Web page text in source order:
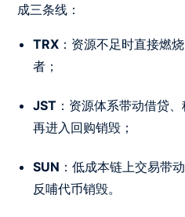
成三条线：
TRX ：资源不足时直接燃
者；
JST ：资源体系带动借贷
再进入回购销毁；
SUN ：低成本链上交易带
反哺代币销毁。